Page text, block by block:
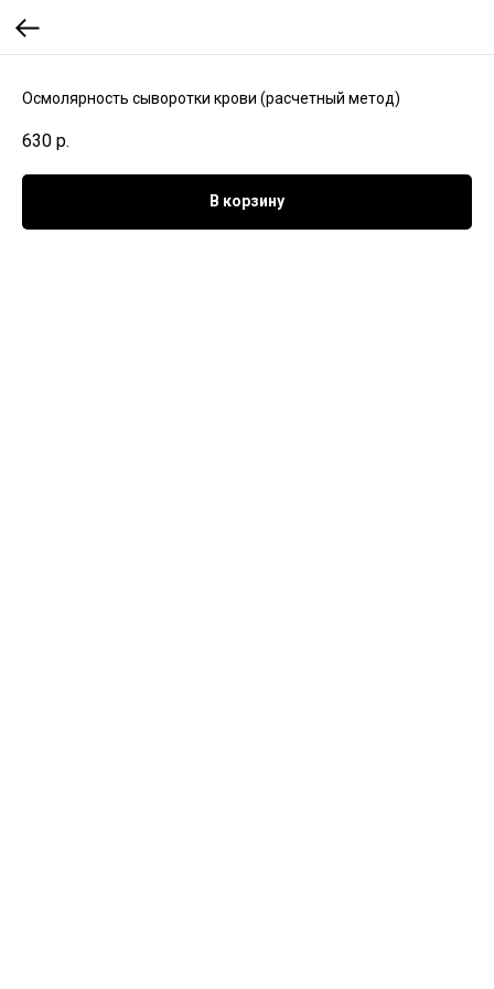
Осмолярность сыворотки крови (расчетный метод)
630 р.
В корзину